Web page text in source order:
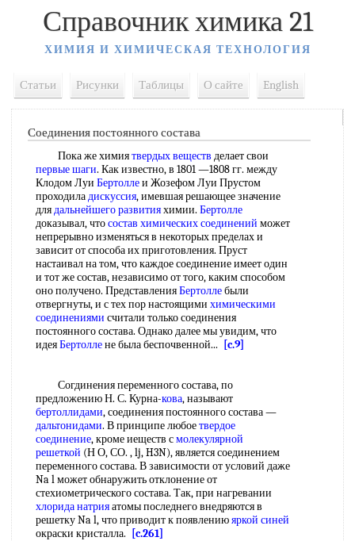
Справочник химика 21
ХИМИЯ И ХИМИЧЕСКАЯ ТЕХНОЛОГИЯ
Статьи Рисунки Таблицы О сайте English
Соединения постоянного состава
Пока же химиятвердых веществ делает свои
первые шаги. Как известно, в 1801 —1808 гг. между
Клодом Луи Бертоллеи Жозефом Луи Прустом
проходиладискуссия, имевшая решающее значение
длядальнейшего развитияхимии. Бертолле
доказывал, чтосостав химических соединений может
непрерывно изменяться в некоторых пределах и
зависит от способа их приготовления. Пруст
настаивал на том, что каждое соединение имеет один
и тот же состав, независимо от того, каким способом
оно получено. ПредставленияБертоллебыли
отвергнуты, и с тех пор настоящими химическими
соединениями считали только соединения
постоянного состава. Однако далее мы увидим, что
идеяБертоллене была беспочвенной... [c.9]
Согдинения переменного состава, по
предложению Н. С. Курна-кова, называют
бертоллидами, соединения постоянного состава —
дальтонидами. В принципе любоетвердое
соединение, кроме иеществ смолекулярной
решеткой (Н О, СО. , lj, H3N), является соединением
переменного состава. В зависимости от условий даже
Na l может обнаружить отклонение от
стехиометрического состава. Так, при нагревании
хлорида натрияатомы последнего внедряются в
решетку Na l, что приводит к появлениюяркой синей
окраски кристалла.
[c.261]